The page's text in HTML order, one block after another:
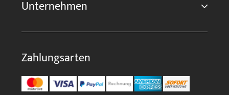
Unternehmen
Zahlungsarten